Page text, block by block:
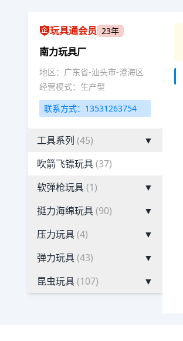
玩具通会员 23年
南力玩具厂
地区：广东省-汕头市-澄海区
经营模式：生产型
联系方式：13531263754
工具系列 (45)
▼
吹箭飞镖玩具(37)
软弹枪玩具(1)
▼
挺力海绵玩具(90)
▼
压力玩具(4)
▼
弹力玩具(43)
▼
昆虫玩具(107) ▼